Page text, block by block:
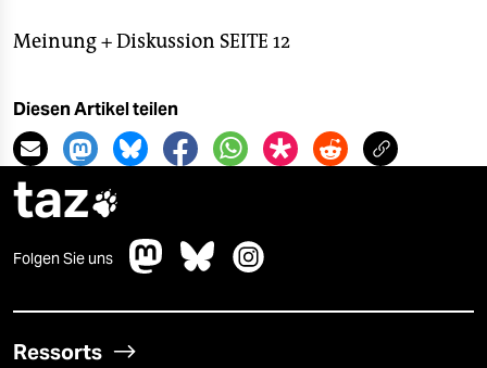
Meinung + Diskussion SEITE 12
Diesen Artikel teilen
taz
Folgen Sie uns
Ressorts